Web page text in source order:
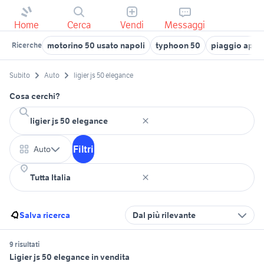
Home Cerca Vendi Messaggi
Ricerche motorino 50 usato napoli typhoon 50 piaggio ape
Subito Auto ligier js 50 elegance
Cosa cerchi?
Auto Filtri
Salva ricerca Dal più rilevante
9 risultati
Ligier js 50 elegance in vendita